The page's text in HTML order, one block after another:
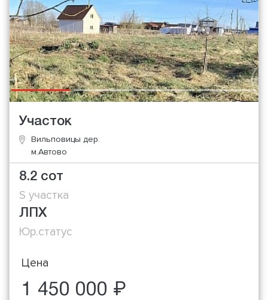
Участок
Вильповицы дер.
м.Автово
8.2 сот
S участка
ЛПХ
Юр.статус
Цена
1 450 000 ₽